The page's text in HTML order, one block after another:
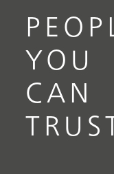
YOU
CAN